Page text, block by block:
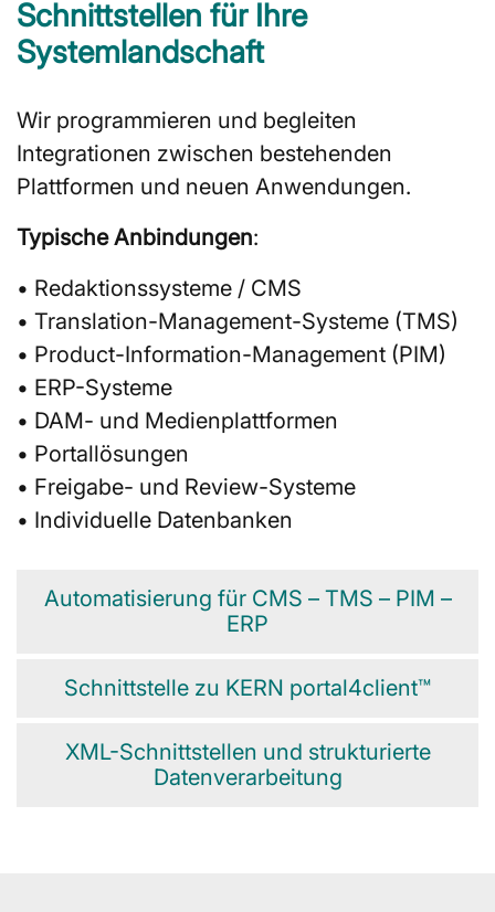
Schnittstellen für Ihre
Systemlandschaft
Wir programmieren und begleiten
Integrationen zwischen bestehenden
Plattformen und neuen Anwendungen.
Typische Anbindungen:
• Redaktionssysteme / CMS
• Translation-Management-Systeme (TMS)
• Product-Information-Management (PIM)
• ERP-Systeme
• DAM- und Medienplattformen
• Portallösungen
• Freigabe- und Review-Systeme
• Individuelle Datenbanken
Automatisierung für CMS – TMS – PIM –
ERP
Schnittstelle zu KERN portal4client™
XML-Schnittstellen und strukturierte
Datenverarbeitung